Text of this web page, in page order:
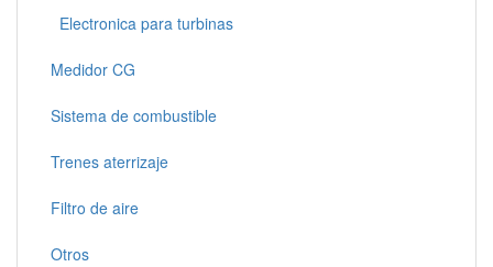
Electronica para turbinas
Medidor CG
Sistema de combustible
Trenes aterrizaje
Filtro de aire
Otros